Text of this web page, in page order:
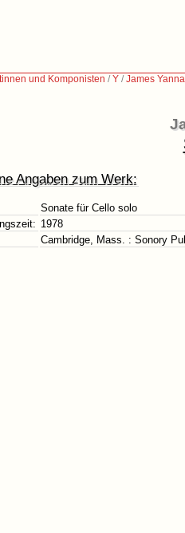
und Komponisten /Y /James
Angaben zum Werk:
Sonate für Cello solo
1978
Cambridge, Mass. : Sonory